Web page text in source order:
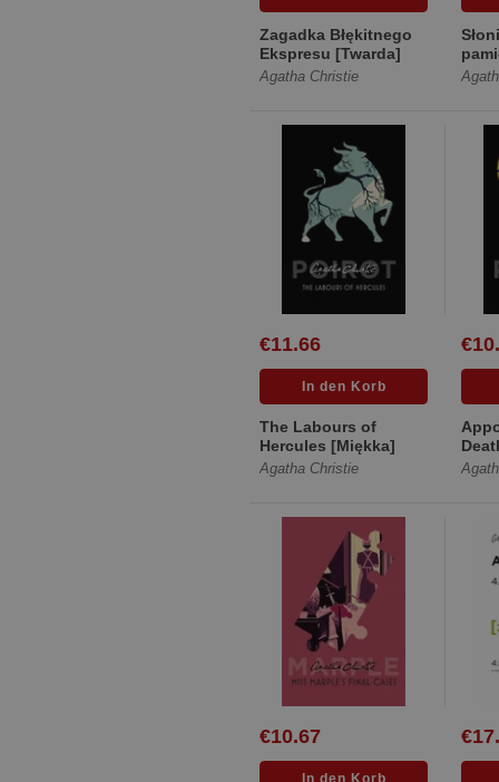
Zagadka Błękitnego
Ekspresu [Twarda]
Agatha Christie
€11.66
The Labours of
Hercules [Miękka]
Agatha Christie
€10.67